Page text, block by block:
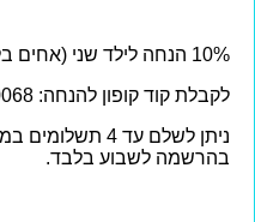
10% הנחה לילד שני (אחים בלבד)
לקבלת קוד קופון להנחה: 0526860068
בהרשמה לשבוע בלבד.